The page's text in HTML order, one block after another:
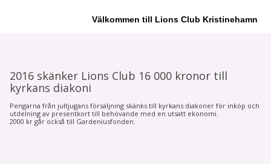
Välkommen till Lions Club Kristinehamn
2016 skänker Lions Club 16 000 kronor till
kyrkans diakoni
Pengarna från jultjugans försäljning skänks till kyrkans diakoner för inköp och
utdelning av presentkort till behövande med en utsatt ekonomi.
2000 kr går också till Gardeniusfonden.